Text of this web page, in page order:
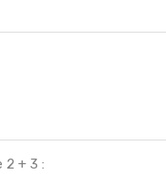
2 + 3 :